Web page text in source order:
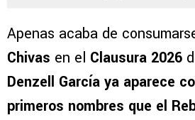
Apenas acaba de
Chivas en el Clausura 2026
Denzell García ya aparece
primeros nombres que el